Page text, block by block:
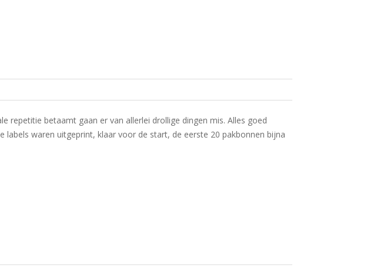
repetitie betaamt gaan er van allerlei drollige dingen mis. Alles goed
waren uitgeprint, klaar voor de start, de eerste 20 pakbonnen bijna